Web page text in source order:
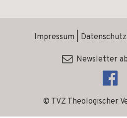
© TVZ Theologischer
Impressum Datenschutz
Newsletter